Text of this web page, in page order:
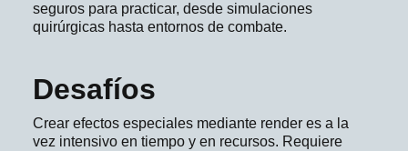
seguros para practicar, desde simulaciones
quirúrgicas hasta entornos de combate.
Desafíos
Crear efectos especiales mediante render es a la
vez intensivo en tiempo y en recursos. Requiere